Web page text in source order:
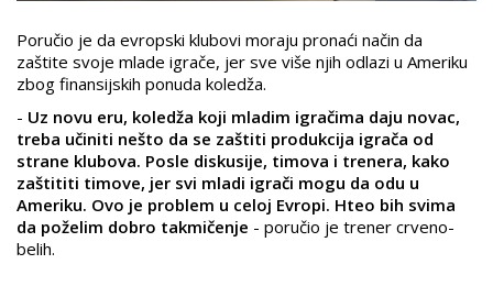
Poručio je da evropski klubovi moraju pronaći način da
zaštite svoje mlade igrače, jer sve više njih odlazi u Ameriku
zbog finansijskih ponuda koledža.
- Uz novu eru, koledža koji mladim igračima daju novac,
treba učiniti nešto da se zaštiti produkcija igrača od
strane klubova. Posle diskusije, timova i trenera, kako
zaštititi timove, jer svi mladi igrači mogu da odu u
Ameriku. Ovo je problem u celoj Evropi. Hteo bih svima
da poželim dobro takmičenje - poručio je trener crveno-
belih.